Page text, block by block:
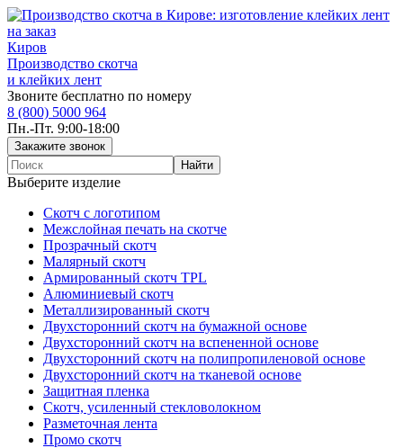
Киров
Производство скотча
и клейких лент
Звоните бесплатно по номеру
8 (800) 5000 964
Пн.-Пт. 9:00-18:00
Выберите изделие
Скотч с логотипом
Межслойная печать на скотче
Прозрачный скотч
Малярный скотч
Армированный скотч TPL
Алюминиевый скотч
Металлизированный скотч
Двухсторонний скотч на бумажной основе
Двухсторонний скотч на вспененной основе
Двухсторонний скотч на полипропиленовой основе
Двухсторонний скотч на тканевой основе
Защитная пленка
Скотч, усиленный стекловолокном
Разметочная лента
Промо скотч